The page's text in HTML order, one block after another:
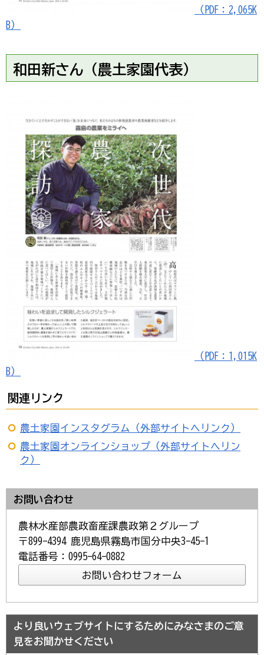
（PDF：2,065K
B）
和田新さん（農土家園代表）
（PDF：1,015K
B）
関連リンク
農土家園インスタグラム（外部サイトへリンク）
農土家園オンラインショップ（外部サイトへリン
ク）
お問い合わせ
農林水産部農政畜産課農政第２グループ
〒899-4394 鹿児島県霧島市国分中央3-45-1
電話番号：0995-64-0882
より良いウェブサイトにするためにみなさまのご意
見をお聞かせください